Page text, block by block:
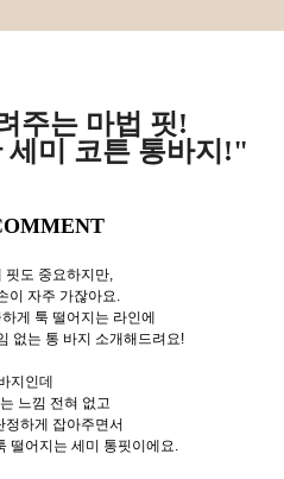
주는 마법 핏!
미 코튼 통바지 !"
핏도 중요하지만,
이 자주 가잖아요.
게 툭 떨어지는 라인에
없는 통 바지 소개해드려요!
지인데
느낌 전혀 없고
정하게 잡아주면서
떨어지는 세미 통핏이에요.